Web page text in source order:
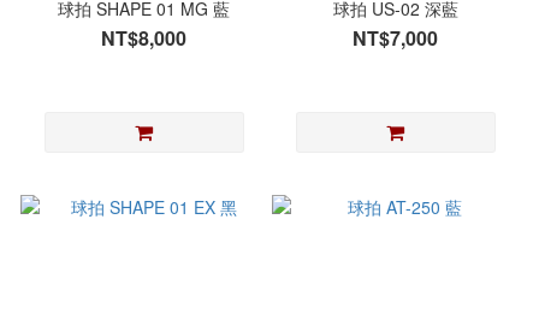
球拍 SHAPE 01 MG 藍
NT$8,000
球拍 US-02 深藍
NT$7,000